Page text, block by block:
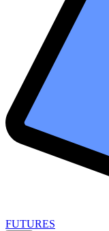
FUTURES